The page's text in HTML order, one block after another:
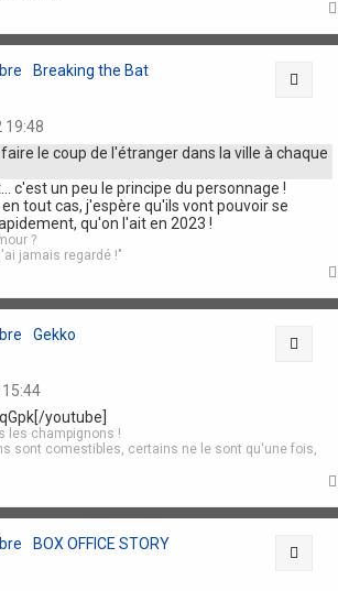
Breaking the Bat
19:48
le coup de l'étranger dans la ville à chaque
c'est un peu le principe du personnage !
tout cas, j'espère qu'ils vont pouvoir se
qu'on l'ait en 2023 !
?
jamais regardé !"
Gekko
youtube]
les champignons !
sont comestibles, certains ne le sont qu'une fois,
BOX OFFICE STORY